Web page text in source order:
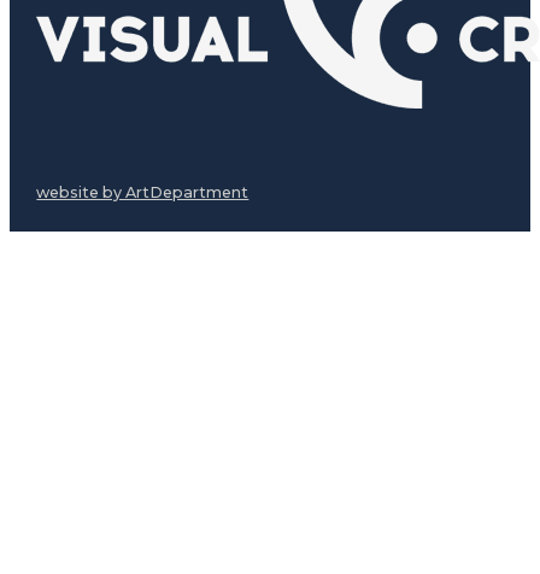
website by ArtDepartment